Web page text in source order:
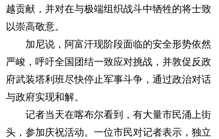
越贡献，并对在与极端组织战斗中牺牲的将士致
以崇高敬意。
加尼说，阿富汗现阶段面临的安全形势依然
严峻，呼吁全国团结一致应对挑战，并敦促反政
府武装塔利班尽快停止军事斗争，通过政治对话
与政府实现和解。
记者当天在喀布尔看到，有大量市民涌上街
头，参加庆祝活动。一位市民对记者表示，独立